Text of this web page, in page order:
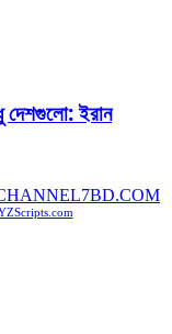
দেশগুলো: ইরান